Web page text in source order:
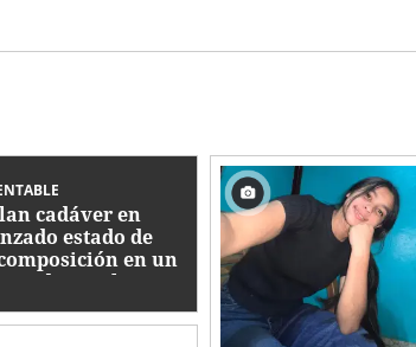
cadáver en
estado de
en un
de Zambrano